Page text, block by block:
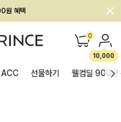
~60% 할인!
원 혜택 0
10,000
ACC 선물하기 웰컴딜 900원